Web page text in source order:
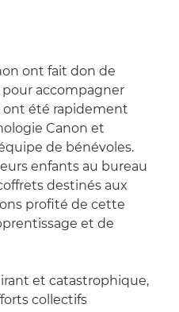
ont fait don de
accompagner
ont été rapidement
Canon et
de bénévoles.
enfants au bureau
destinés aux
profité de cette
et de
et catastrophique,
collectifs